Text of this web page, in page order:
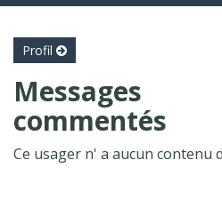
Profil
Messages
commentés
Ce usager n' a aucun contenu